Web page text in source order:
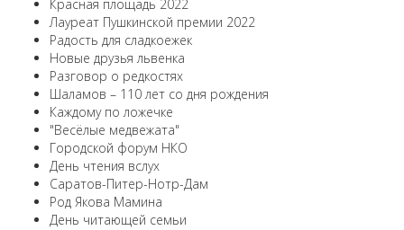
Красная площадь 2022
Лауреат Пушкинской премии 2022
Радость для сладкоежек
Новые друзья львенка
Разговор о редкостях
Шаламов – 110 лет со дня рождения
Каждому по ложечке
"Весёлые медвежата"
Городской форум НКО
День чтения вслух
Саратов-Питер-Нотр-Дам
Род Якова Мамина
День читающей семьи